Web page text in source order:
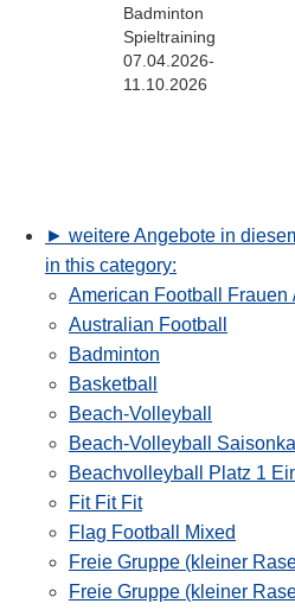
Badminton
Spieltraining
07.04.2026-
11.10.2026
► weitere Angebote in
in this category:
American Football Frauen
Australian Football
Badminton
Basketball
Beach-Volleyball
Beach-Volleyball
Beachvolleyball Platz 1
Fit Fit Fit
Flag Football Mixed
Freie Gruppe (kleiner
Freie Gruppe (kleiner